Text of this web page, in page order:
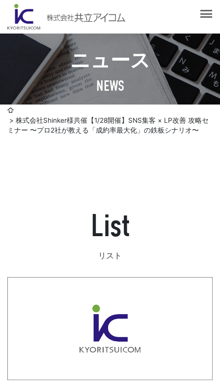
ニュース
NEWS
会社概要
企業理念
アクセスマップ
サービス紹介
Web制作・ホームページ制作
デザイン作成・印刷サービス
株式会社Shinker様共催【1/28開催】SNS集客 × LP改善 攻略セ
ミナー 〜プロ2社が教える「成約率最大化」の鉄板シナリオ〜
List
リスト